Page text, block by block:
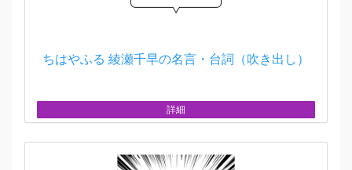
ちはやふる 綾瀬千早の名言・台詞（吹き出し）
詳細